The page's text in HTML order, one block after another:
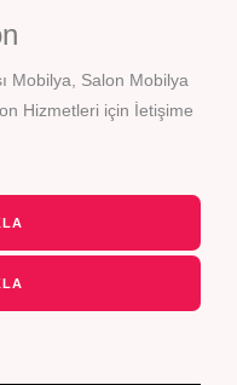
Mobilya, Salon Mobilya
Hizmetleri için İetişime